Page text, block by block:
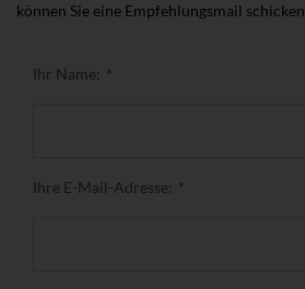
können Sie eine Empfehlungsmail
Ihr Name:
Ihre E-Mail-Adresse: